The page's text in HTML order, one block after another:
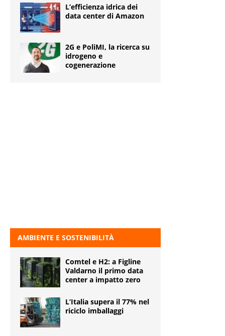
L’efficienza idrica dei
data center di Amazon
2G e PoliMI, la ricerca su
idrogeno e
cogenerazione
AMBIENTE E SOSTENIBILITÀ
Comtel e H2: a Figline
Valdarno il primo data
center a impatto zero
L’Italia supera il 77% nel
riciclo imballaggi